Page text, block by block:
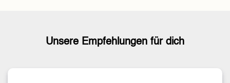
Unsere Empfehlungen für dich